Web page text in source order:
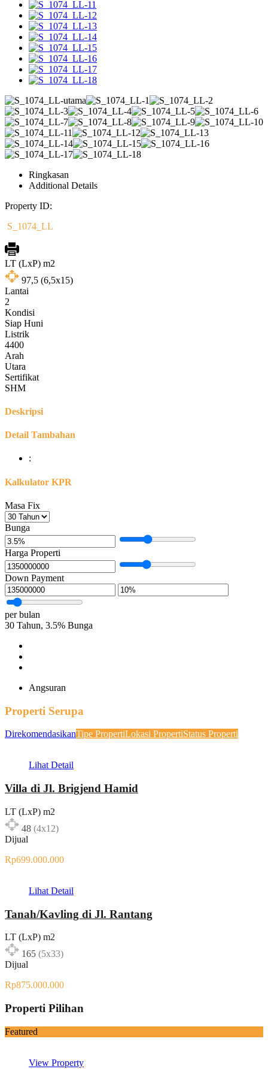
Ringkasan
Additional Details
Property ID:
S_1074_LL
LT (LxP) m2
97,5 (6,5x15)
Lantai
2
Kondisi
Siap Huni
Listrik
4400
Arah
Utara
Sertifikat
SHM
Deskripsi
Detail Tambahan
:
Kalkulator KPR
Masa Fix
Bunga
Harga Properti
Down Payment
per bulan
30 Tahun, 3.5% Bunga
Angsuran
Properti Serupa
DirekomendasikanTipe PropertiLokasi PropertiStatus Properti
Lihat Detail
Villa di Jl. Brigjend Hamid
LT (LxP) m2
48 (4x12)
Dijual
Rp699.000.000
Lihat Detail
Tanah/Kavling di Jl. Rantang
LT (LxP) m2
165 (5x33)
Dijual
Rp875.000.000
Properti Pilihan
Featured
View Property